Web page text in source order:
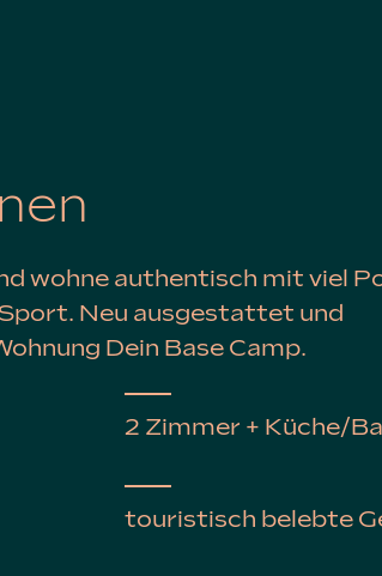
wohne authentisch mit viel
Neu ausgestattet und
Dein Base Camp.
2 Zimmer + Küche/
touristisch belebte